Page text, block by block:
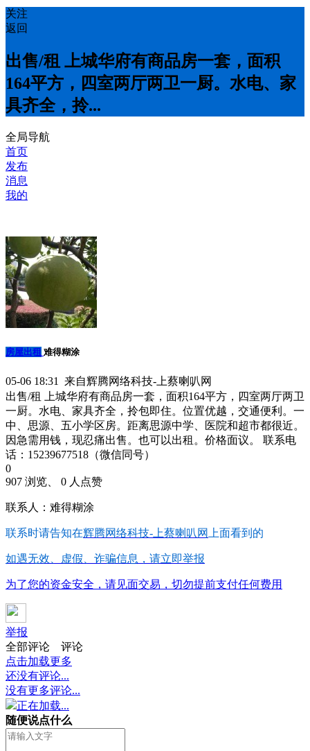
关注
返回
出售/租 上城华府有商品房一套，面积
164平方，四室两厅两卫一厨。水电、家
具齐全，拎...
全局导航
首页
发布
消息
我的
房屋出租 难得糊涂
05-06 18:31 来自辉腾网络科技-上蔡喇叭网
出售/租 上城华府有商品房一套，面积164平方，四室两厅两卫
一厨。水电、家具齐全，拎包即住。位置优越，交通便利。一
中、思源、五小学区房。距离思源中学、医院和超市都很近。
因急需用钱，现忍痛出售。也可以出租。价格面议。 联系电
话：15239677518（微信同号）
0
907 浏览、 0 人点赞
联系人：难得糊涂
联系时请告知在辉腾网络科技-上蔡喇叭网 上面看到的
如遇无效、虚假、诈骗信息，请立即举报
为了您的资金安全，请见面交易，切勿提前支付任何费用
举报
全部评论
评论
点击加载更多
还没有评论...
没有更多评论...
正在加载...
随便说点什么